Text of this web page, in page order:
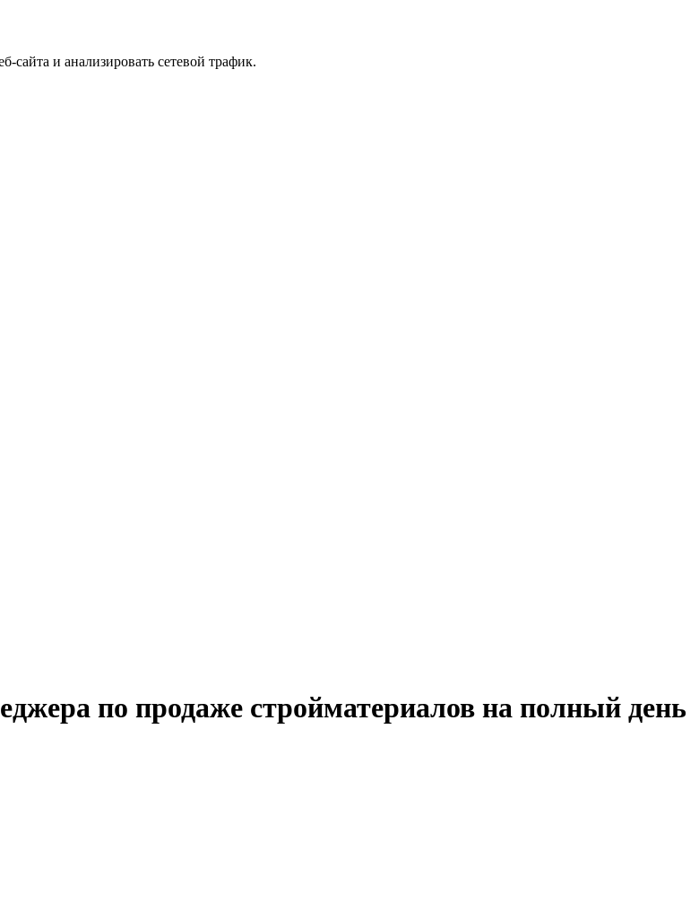
и анализировать сетевой трафик.
по продаже стройматериалов на полный день